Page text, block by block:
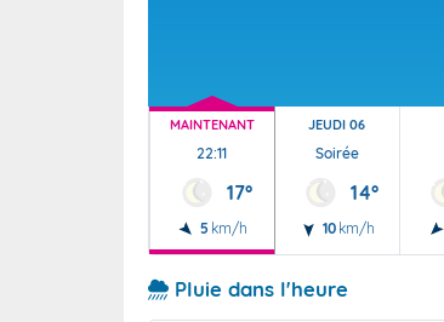
MAINTENANT
22:11
17°
5 km/h
JEUDI 06
Soirée
14°
10 km/h
Pluie dans l'heure